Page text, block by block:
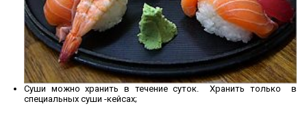
Суши можно хранить в течение суток. Хранить только в
специальных суши -кейсах;